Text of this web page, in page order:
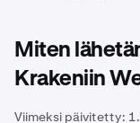
Miten
Krakeniin
Viimeksi päivitetty: